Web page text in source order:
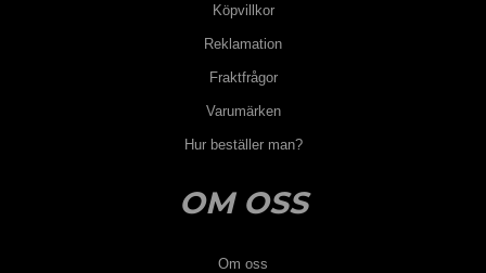
Köpvillkor
Reklamation
Fraktfrågor
Varumärken
Hur beställer man?
OM OSS
Om oss